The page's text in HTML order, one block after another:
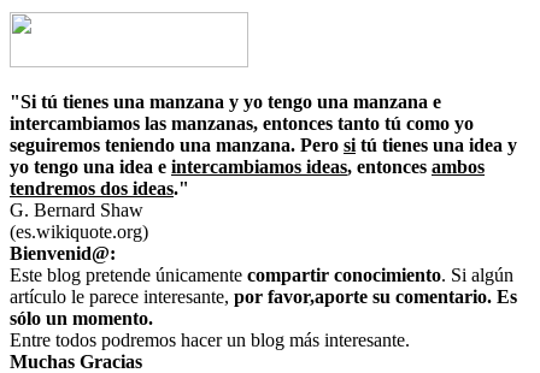
"Si tú tienes una manzana y yo tengo una manzana e
intercambiamos las manzanas, entonces tanto tú como yo
seguiremos teniendo una manzana. Pero si tú tienes una idea y
yo tengo una idea e intercambiamos ideas, entonces ambos
tendremos dos ideas."
G. Bernard Shaw
(es.wikiquote.org)
Bienvenid@:
Este blog pretende únicamente compartir conocimiento. Si algún
artículo le parece interesante, por favor,aporte su comentario. Es
sólo un momento.
Entre todos podremos hacer un blog más interesante.
Muchas Gracias